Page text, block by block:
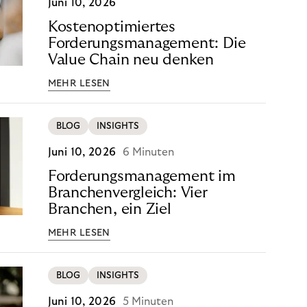
Juni 10, 2026
Kostenoptimiertes
Forderungsmanagement: Die
Value Chain neu denken
MEHR LESEN
BLOG INSIGHTS
Juni 10, 2026 6 Minuten
Forderungsmanagement im
Branchenvergleich: Vier
Branchen, ein Ziel
MEHR LESEN
BLOG INSIGHTS
Juni 10, 2026 5 Minuten